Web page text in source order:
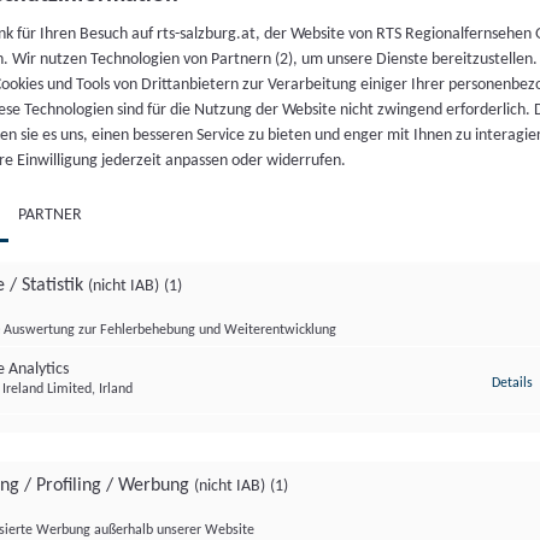
Magazin 07.08.2026
Was bringt die
Sulzau: Strom für 4.500
Funspace eröffnet
Programm an
im Bundesland
Eugendorferin will
bewahren
Obonya
Salzburg Magazin
07.
August 2026
S2/Folge3
OberösterreichS2/Folge 3
für Ihren Besuch auf rts-salzburg.at, der Website von RTS Regionalfernsehen
Wir nutzen Technologien von Partnern (2), um unsere Dienste bereitzustellen.
und Tools von Drittanbietern zur Verarbeitung einiger Ihrer
Technologien sind für die Nutzung der Website nicht zwingend erforderlich.
sie es uns, einen besseren Service zu bieten und enger mit Ihnen zu
Einwilligung jederzeit anpassen oder widerrufen.
PARTNER
/ Statistik (nicht IAB) (1)
Auswertung zur Fehlerbehebung und Weiterentwicklung
Analytics
Ireland Limited, Irland Details
/ Profiling / Werbung (nicht IAB) (1)
Werbung außerhalb unserer Website